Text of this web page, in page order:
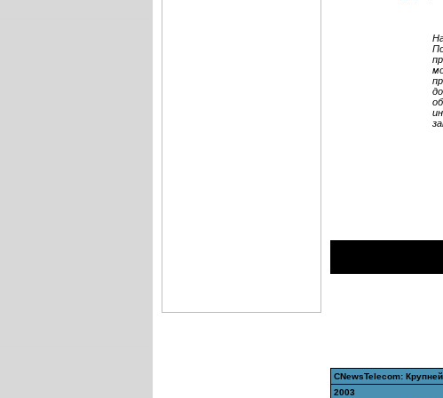
CNewsTelecom:
2003